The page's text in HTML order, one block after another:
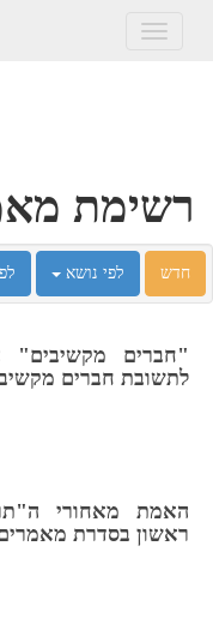
Toggle
רשימת
חדש לפי נושא
"חברים מקשיבים"
לתשובת חברים
האמת מאחורי
ראשון בסדרת